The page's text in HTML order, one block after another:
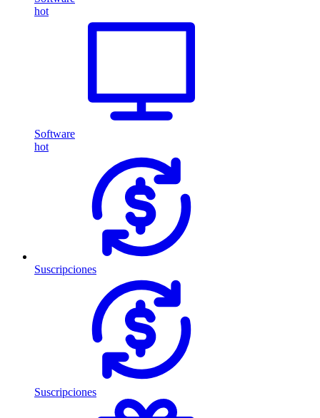
hot
Software
hot
Suscripciones
Suscripciones